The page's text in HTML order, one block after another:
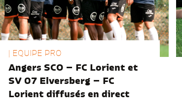
| EQUIPE PRO
Angers SCO – FC Lorient et
SV 07 Elversberg – FC
Lorient diffusés en direct